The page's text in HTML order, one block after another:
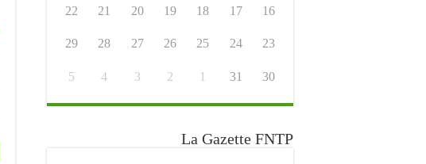
16
17
18
19
20
21
22
23
24
25
26
27
28
29
30
31
1
2
3
4
5
La Gazette FNTP